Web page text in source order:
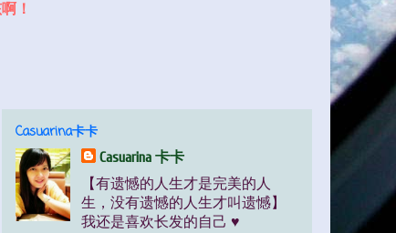
！
Casuarina卡卡
Casuarina 卡卡
【有遗憾的人生才是完美的人
生，没有遗憾的人生才叫遗憾】
我还是喜欢长发的自己 ♥